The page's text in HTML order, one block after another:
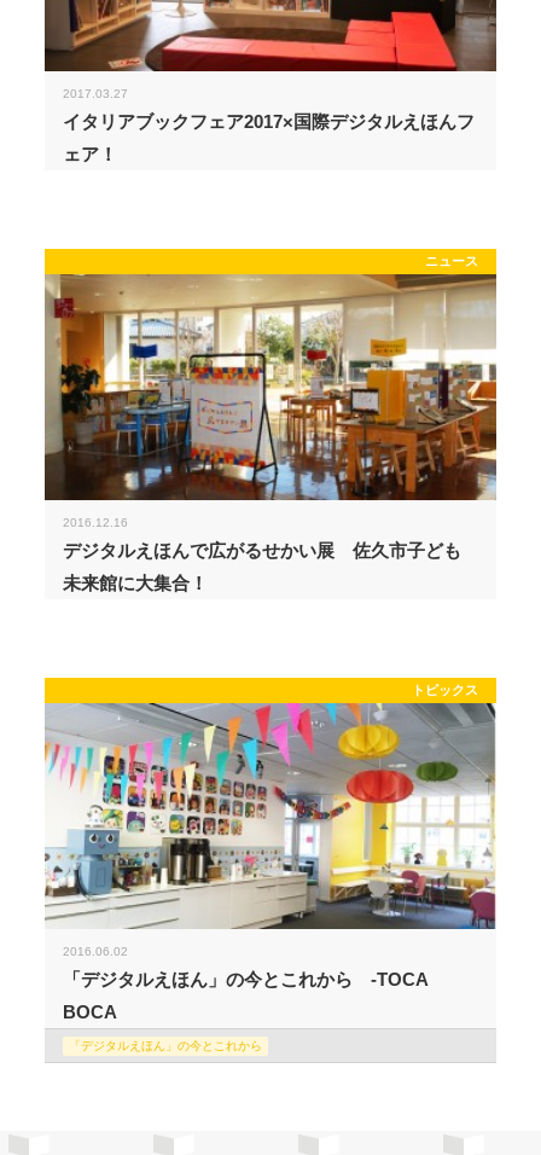
2017.03.27
イタリアブックフェア2017×国際デジタルえほんフ
ェア！
ニュース
2016.12.16
デジタルえほんで広がるせかい展 佐久市子ども
未来館に大集合！
トピックス
2016.06.02
「デジタルえほん」の今とこれから -TOCA
BOCA
「デジタルえほん」の今とこれから